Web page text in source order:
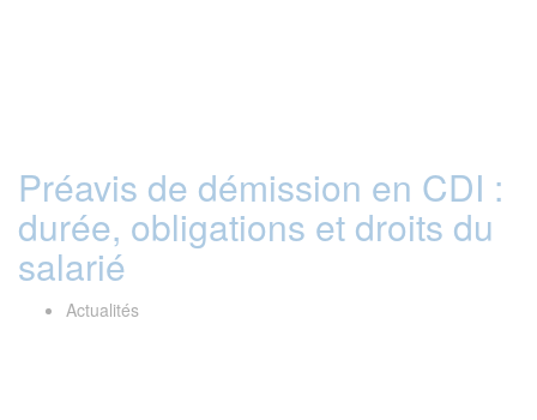
Préavis de démission en CDI :
durée, obligations et droits du
salarié
Actualités